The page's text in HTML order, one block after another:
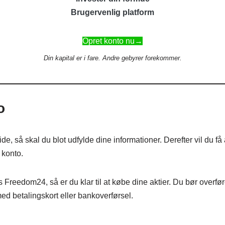
Brugervenlig platform
Opret konto nu→
Din kapital er i fare. Andre gebyrer forekommer.
så skal du blot udfylde dine informationer. Derefter vil du
så er du klar til at købe dine aktier. Du bør
betalingskort eller bankoverførsel.